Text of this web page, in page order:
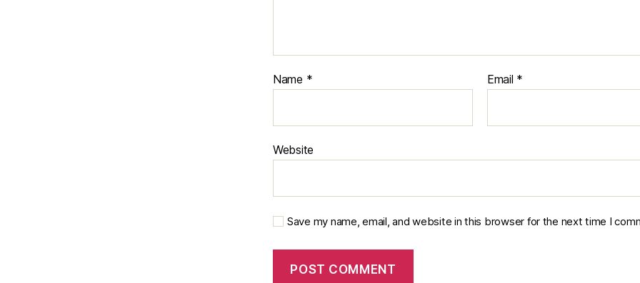
Name * Email *
Website
Save my name, email, and website in this browser for the next time I